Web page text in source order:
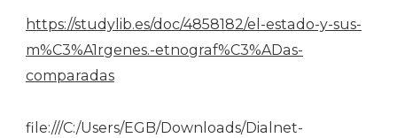
https://studylib.es/doc/4858182/el-estado-y-sus-
m%C3%A1rgenes.-etnograf%C3%ADas-
comparadas
file:///C:/Users/EGB/Downloads/Dialnet-